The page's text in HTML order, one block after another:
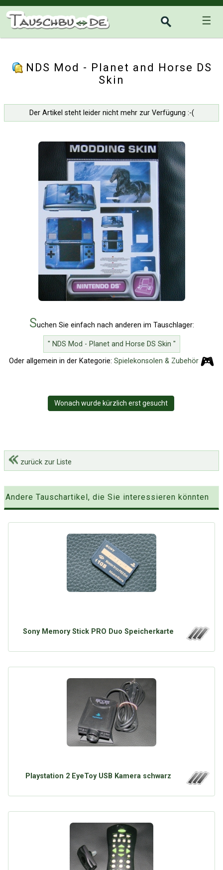
☰
NDS Mod - Planet and Horse DS
Skin
Der Artikel steht leider nicht mehr zur Verfügung :-(
Suchen Sie einfach nach anderen im Tauschlager:
" NDS Mod - Planet and Horse DS Skin "
Oder allgemein in der Kategorie: Spielekonsolen & Zubehör
Wonach wurde kürzlich erst gesucht
zurück zur Liste
Andere Tauschartikel, die Sie interessieren könnten
Sony Memory Stick PRO Duo Speicherkarte
Playstation 2 EyeToy USB Kamera schwarz